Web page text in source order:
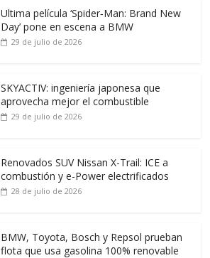
Ultima película ‘Spider‑Man: Brand New
Day’ pone en escena a BMW
29 de julio de 2026
SKYACTIV: ingeniería japonesa que
aprovecha mejor el combustible
29 de julio de 2026
Renovados SUV Nissan X-Trail: ICE a
combustión y e-Power electrificados
28 de julio de 2026
BMW, Toyota, Bosch y Repsol prueban
flota que usa gasolina 100% renovable